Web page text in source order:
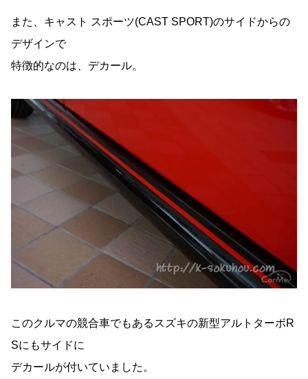
また、キャスト スポーツ(CAST SPORT)のサイドからの
デザインで
特徴的なのは、デカール。
このクルマの競合車でもあるスズキの新型アルトターボR
Sにもサイドに
デカールが付いていました。